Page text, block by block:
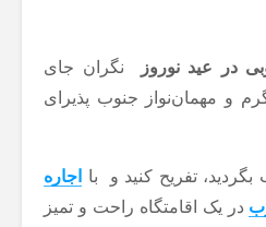
در عید نوروز
نگران جای
و مهمان‌نواز جنوب پذیرای
تفریح کنید و با
اجاره
در یک اقامتگاه راحت و تمیز